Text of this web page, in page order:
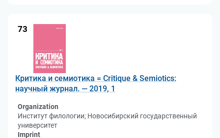
73
Критика и семиотика = Critique & Semiotics:
научный журнал. — 2019, 1
Organization
Институт филологии; Новосибирский государственный
университет
Imprint